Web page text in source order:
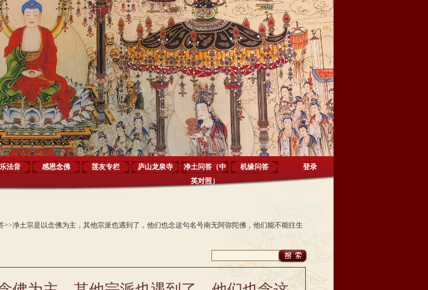
法音 感恩念佛 莲友专栏 庐山龙泉寺
净土问答（中
英对照）
机缘问答 登录
>>净土宗是以念佛为主，其他宗派也遇到了，他们也念这句名号南无阿弥陀佛，他们能不能往生